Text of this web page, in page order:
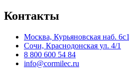
Контакты
Москва, Курьяновская наб. 6с1
Сочи, Краснодонская ул. 4/1
8 800 600 54 84
info@cormilec.ru